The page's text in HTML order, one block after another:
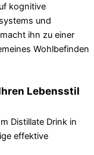
kognitive
und
ihn zu einer
Wohlbefinden
Lebensstil
Distillate Drink in
effektive